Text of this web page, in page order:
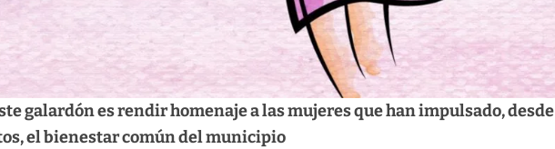
galardón es rendir homenaje a las mujeres que han impulsado, desde
el bienestar común del municipio